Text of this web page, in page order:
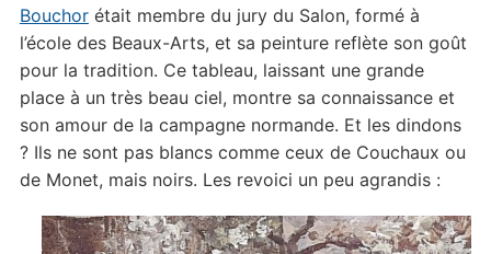
Bouchorétait membre du jury du Salon, formé à
l’école des Beaux-Arts, et sa peinture reflète son goût
pour la tradition. Ce tableau, laissant une grande
place à un très beau ciel, montre sa connaissance et
son amour de la campagne normande. Et les dindons
? Ils ne sont pas blancs comme ceux de Couchaux ou
de Monet, mais noirs. Les revoici un peu agrandis :